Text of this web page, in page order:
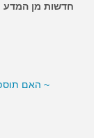
חדשות מן המדע
~ האם